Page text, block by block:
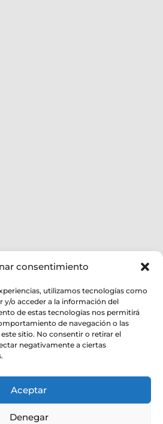
consentimiento
utilizamos tecnologías como
y/o acceder a la información del
de estas tecnologías nos permitirá
de navegación o las
sitio. No consentir o retirar el
negativamente a ciertas
Aceptar
Denegar